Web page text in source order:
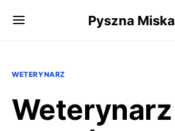
Pyszna Miska
WETERYNARZ
Weterynarz